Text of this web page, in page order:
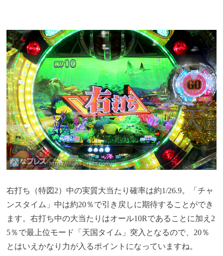
右打ち（特図2）中の実質大当たり確率は約1/26.9。「チャ
ンスタイム」中は約20％で引き戻しに期待することができ
ます。右打ち中の大当たりはオール10Rであることに加え2
5％で最上位モード「天国タイム」突入となるので、20％
とはいえかなり力が入るポイントになっていますね。